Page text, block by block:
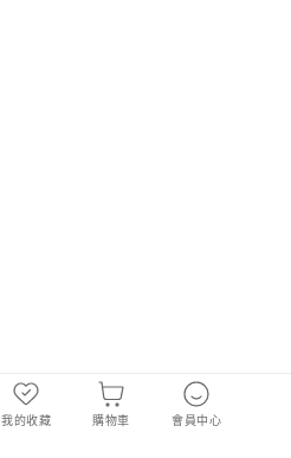
我的收藏 購物車 會員中心